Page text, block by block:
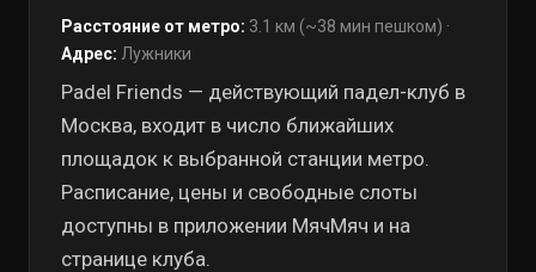
Расстояние от метро: 3.1 км (~38 мин пешком) ·
Адрес: Лужники
Padel Friends — действующий падел-клуб в
Москва, входит в число ближайших
площадок к выбранной станции метро.
Расписание, цены и свободные слоты
доступны в приложении МячМяч и на
странице клуба.